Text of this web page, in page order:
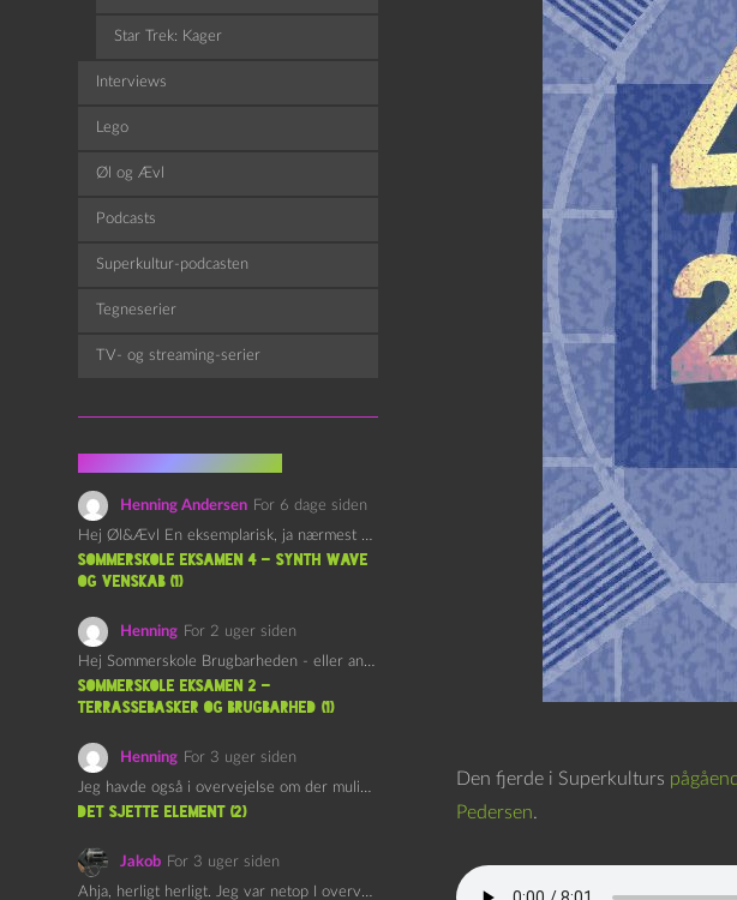
Den fjerde i Superkulturs
Pedersen.
Star Trek: Kager
Interviews
Lego
Øl og Ævl
Podcasts
Superkultur-podcasten
Tegneserier
TV- og streaming-serier
Henning Andersen For 6 dage siden
Hej Øl&Ævl En eksemplarisk, ja nærmest yndefuld, afslutning på SOMMERSKOLEN.…
Sommerskole Eksamen 4 – Synth Wave
og Venskab (1)
Henning For 2 uger siden
Hej Sommerskole Brugbarheden - eller anvendeligheden - af "Øl&Ævl" er…
Sommerskole Eksamen 2 –
Terrassebasker og Brugbarhed (1)
Henning For 3 uger siden
Jeg havde også i overvejelse om der muligvis kunne være…
det sjette element (2)
Jakob For 3 uger siden
Ahja, herligt herligt. Jeg var netop I overvejelser om at…